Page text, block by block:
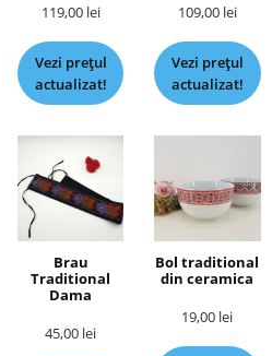
119,00 lei
Vezi prețul
actualizat!
109,00 lei
Vezi prețul
actualizat!
Brau
Traditional
Dama
45,00 lei
Bol traditional
din ceramica
19,00 lei